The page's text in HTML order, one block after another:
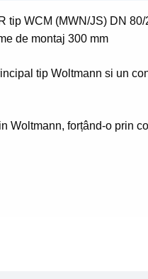
tip WCM (MWN/JS) DN
de montaj 300 mm
tip Woltmann si un
Woltmann, forțând-o prin